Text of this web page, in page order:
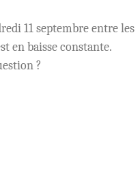
11 septembre entre les
en baisse constante.
?